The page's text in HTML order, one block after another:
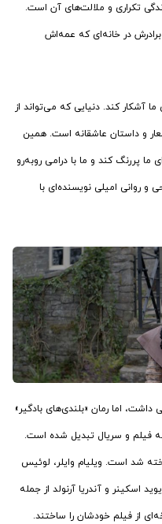
تکراری و ملالت‌های آن است.
در خانه‌ای که عمه‌اش
ما آشکار کند. دنیایی که می‌تواند از
و داستان عاشقانه است. همین
ما پررنگ کند و ما با درامی روبه‌رو
روانی امیلی نویسنده‌ای با
اما رمان «بلندی‌های بادگیر»
به فیلم و سریال تبدیل شده است.
این کتاب ساخته شد است. ویلیام وایلر، لوئیس
اسکینر و آندریا آرنولد از جمله
از فیلم خودشان را ساختند.